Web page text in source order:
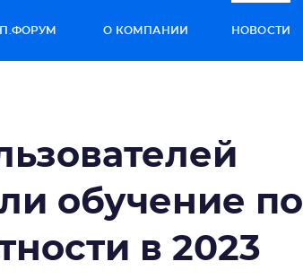
О КОМПАНИИ НОВОСТИ
обучение по
в 2023